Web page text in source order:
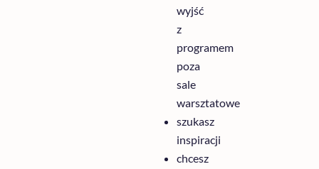
wyjść
z
programem
poza
sale
warsztatowe
szukasz
inspiracji
chcesz